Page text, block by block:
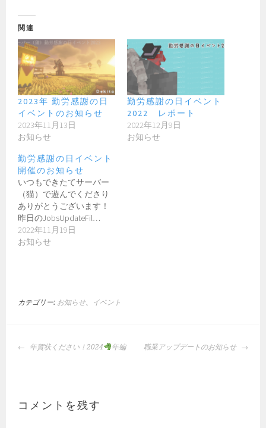
関連
2023年 勤労感謝の日
イベントのお知らせ
2023年11月13日
お知らせ
勤労感謝の日イベント
2022 レポート
2022年12月9日
お知らせ
勤労感謝の日イベント
開催のお知らせ
いつもできたてサーバー
（猫）で遊んでくださり
ありがとうございます！
昨日のJobsUpdateFil…
2022年11月19日
お知らせ
カテゴリー: お知らせ、 イベント
投
ゲ
ー
年賀状ください！2024 年編 職業アップデートのお知らせ
コメントを残す